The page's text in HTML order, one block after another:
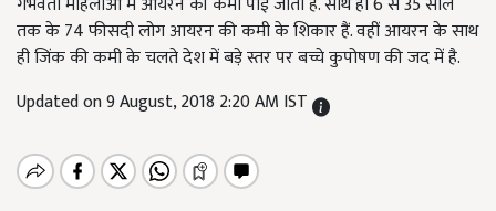
तक के 74 फीसदी लोग आयरन की कमी के शिकार हैं. वहीं आयरन के साथ
ही जिंक की कमी के चलते देश में बड़े स्तर पर बच्चे कुपोषण की जद में है.
Updated on 9 August, 2018 2:20 AM IST